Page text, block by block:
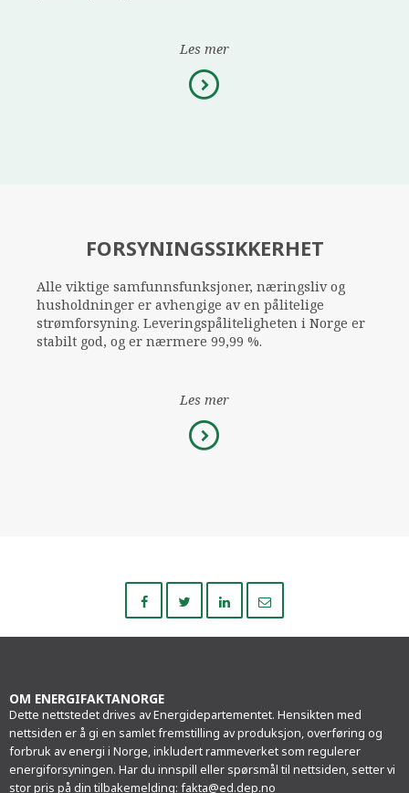
Les mer
FORSYNINGSSIKKERHET
Alle viktige samfunnsfunksjoner, næringsliv og
husholdninger er avhengige av en pålitelige
strømforsyning. Leveringspåliteligheten i Norge er
stabilt god, og er nærmere 99,99 %.
Les mer
på
på
på
OM ENERGIFAKTANORGE
Dette nettstedet drives av Energidepartementet. Hensikten med
nettsiden er å gi en samlet fremstilling av produksjon, overføring og
forbruk av energi i Norge, inkludert rammeverket som regulerer
energiforsyningen. Har du innspill eller spørsmål til nettsiden, setter vi
stor pris på din tilbakemelding: fakta@ed.dep.no